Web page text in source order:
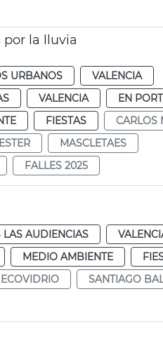
por la lluvia
URBANOS
VALENCIA
VALENCIA
EN
FIESTAS
CARLOS
MASCLETAES
FALLES 2025
LAS AUDIENCIAS
MEDIO AMBIENTE
ECOVIDRIO
SANTIAGO